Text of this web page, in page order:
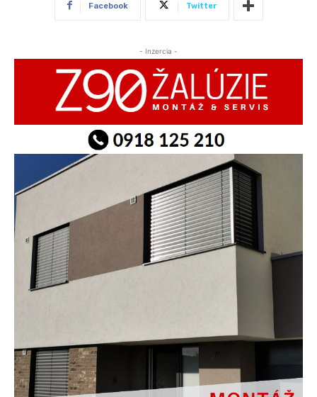
Facebook Twitter
- Inzercia -